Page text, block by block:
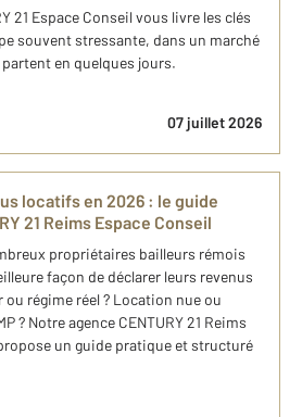
21 Espace Conseil vous livre les clés
souvent stressante, dans un marché
en quelques jours.
07 juillet 2026
locatifs en 2026 : le guide
21 Reims Espace Conseil
propriétaires bailleurs rémois
façon de déclarer leurs revenus
régime réel ? Location nue ou
? Notre agence CENTURY 21 Reims
un guide pratique et structuré